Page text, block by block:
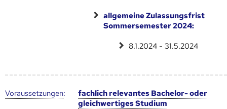
allgemeine Zulassungsfrist
Sommersemester 2024:
8.1.2024 - 31.5.2024
Voraus­setzungen:
fachlich relevantes Bachelor- oder
gleichwertiges Studium